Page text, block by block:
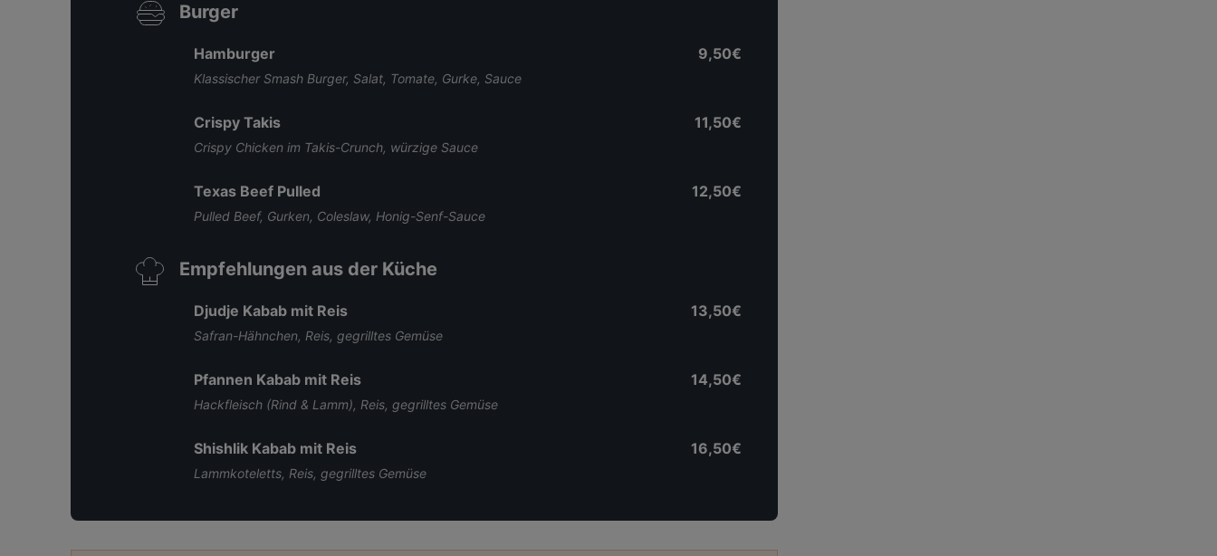
Burger
Hamburger
Klassischer Smash Burger, Salat, Tomate, Gurke, Sauce
9,50€
Crispy Takis
Crispy Chicken im Takis-Crunch, würzige Sauce
11,50€
Texas Beef Pulled
Pulled Beef, Gurken, Coleslaw, Honig-Senf-Sauce
12,50€
Empfehlungen aus der Küche
Djudje Kabab mit Reis
Safran-Hähnchen, Reis, gegrilltes Gemüse
13,50€
Pfannen Kabab mit Reis
Hackfleisch (Rind & Lamm), Reis, gegrilltes Gemüse
14,50€
Shishlik Kabab mit Reis
Lammkoteletts, Reis, gegrilltes Gemüse
16,50€